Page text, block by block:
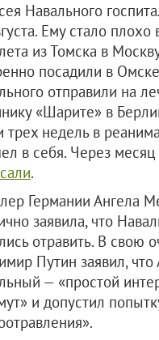
Навального
Ему стало плохо
из Томска в
посадили в
отправили на
«Шарите» в
трех недель в
в себя. Через месяц
.
Германии Ангела
заявила, что
отравить. В свою
Путин заявил, что
— «простой
и допустил